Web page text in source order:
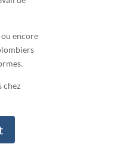
ou encore
chez